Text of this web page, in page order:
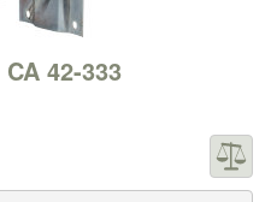
42-333